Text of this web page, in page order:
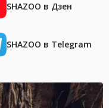
SHAZOO в Дзен
SHAZOO в Telegram